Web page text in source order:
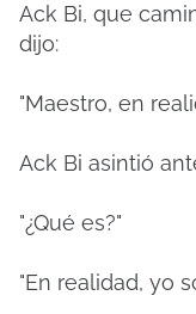
Ack Bi, que
dijo:
"Maestro, en
Ack Bi asintió
"¿Qué es?"
"En realidad, yo